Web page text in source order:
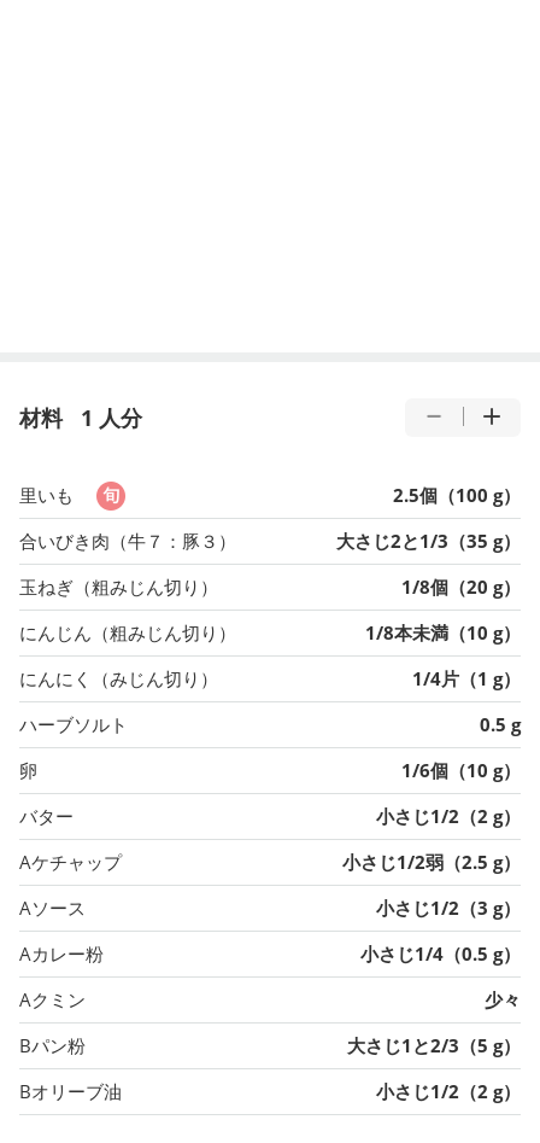
材料 1 人分
里いも
2.5個（100 g）
合いびき肉（牛７：豚３）
大さじ2と1/3（35 g）
玉ねぎ（粗みじん切り）
1/8個（20 g）
にんじん（粗みじん切り）
1/8本未満（10 g）
にんにく（みじん切り）
1/4片（1 g）
ハーブソルト
0.5 g
卵
1/6個（10 g）
バター
小さじ1/2（2 g）
Aケチャップ
小さじ1/2弱（2.5 g）
Aソース
小さじ1/2（3 g）
Aカレー粉
小さじ1/4（0.5 g）
Aクミン
少々
Bパン粉
大さじ1と2/3（5 g）
Bオリーブ油
小さじ1/2（2 g）